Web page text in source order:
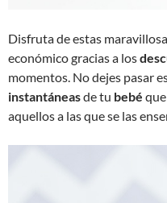
Disfruta de estas
económico gracias a los
momentos. No dejes pasar
instantáneasde tu bebé
aquellos a las que se las